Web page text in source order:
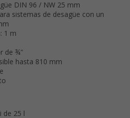
DIN 96 / NW 25 mm
sistemas de desagüe con un
1 m
de ¾"
hasta 810 mm
25 l